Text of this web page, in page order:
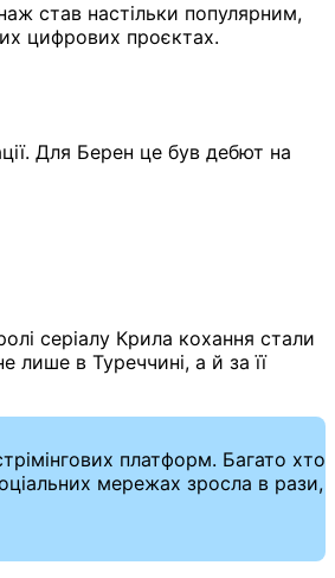
став настільки популярним,
цифрових проєктах.
Для Берен це був дебют на
серіалу Крила кохання стали
лише в Туреччині, а й за її
платформ. Багато хто
мережах зросла в рази,